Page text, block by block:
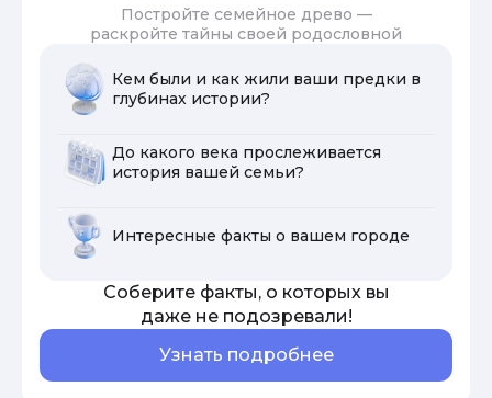
Постройте семейное древо —
раскройте тайны своей родословной
Кем были и как жили ваши предки в
глубинах истории?
До какого века прослеживается
история вашей семьи?
Интересные факты о вашем городе
Соберите факты, о которых вы
даже не подозревали!
Узнать подробнее